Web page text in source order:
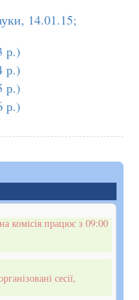
14.01.15;
р.)
р.)
р.)
р.)
комісія працює з 09:00
сесії,